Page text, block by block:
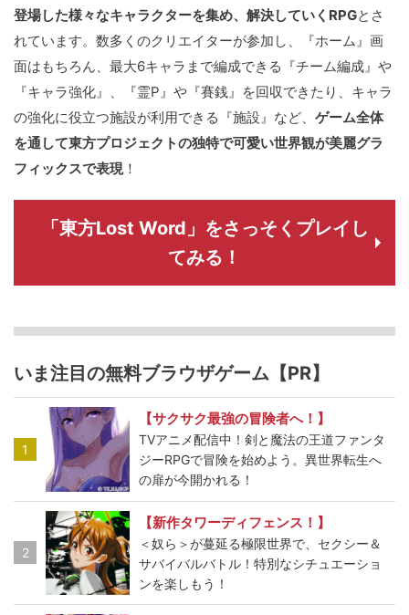
登場した様々なキャラクターを集め、解決していくRPGとさ
れています。数多くのクリエイターが参加し、『ホーム』画
面はもちろん、最大6キャラまで編成できる『チーム編成』や
『キャラ強化』、『霊P』や『賽銭』を回収できたり、キャラ
の強化に役立つ施設が利用できる『施設』など、 ゲーム全体
を通して東方プロジェクトの独特で可愛い世界観が美麗グラ
フィックスで表現！
「東方Lost Word」をさっそくプレイし
てみる！
いま注目の無料ブラウザゲーム【PR】
1
【サクサク最強の冒険者へ！】
TVアニメ配信中！剣と魔法の王道ファンタ
ジーRPGで冒険を始めよう。異世界転生へ
の扉が今開かれる！
2
【新作タワーディフェンス！】
＜奴ら＞が蔓延る極限世界で、セクシー＆
サバイバルバトル！特別なシチュエーショ
ンを楽しもう！